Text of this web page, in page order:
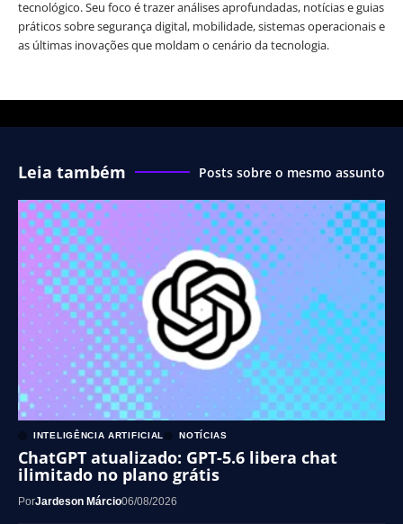
tecnológico. Seu foco é trazer análises aprofundadas, notícias e guias
práticos sobre segurança digital, mobilidade, sistemas operacionais e
as últimas inovações que moldam o cenário da tecnologia.
Leia também Posts sobre o mesmo assunto
INTELIGÊNCIA ARTIFICIAL NOTÍCIAS
ChatGPT atualizado: GPT-5.6 libera chat
ilimitado no plano grátis
PorJardeson Márcio06/08/2026